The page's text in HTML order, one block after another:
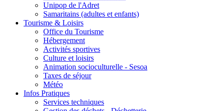
Unipop de l'Adret
Samaritains (adultes et enfants)
Tourisme & Loisirs
Office du Tourisme
Hébergement
Activités sportives
Culture et loisirs
Animation socioculturelle - Sesoa
Taxes de séjour
Météo
Infos Pratiques
Services techniques